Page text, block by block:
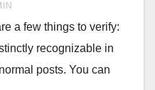
a few things to verify:
recognizable in
posts. You can